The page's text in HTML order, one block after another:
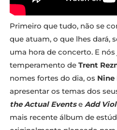
Primeiro que tudo, não se
que atuam, o que lhes dará,
uma hora de concerto. E
temperamento de Trent
nomes fortes do dia, os Nine
apresentar os temas dos
the Actual Eventse Add
mais recente álbum de